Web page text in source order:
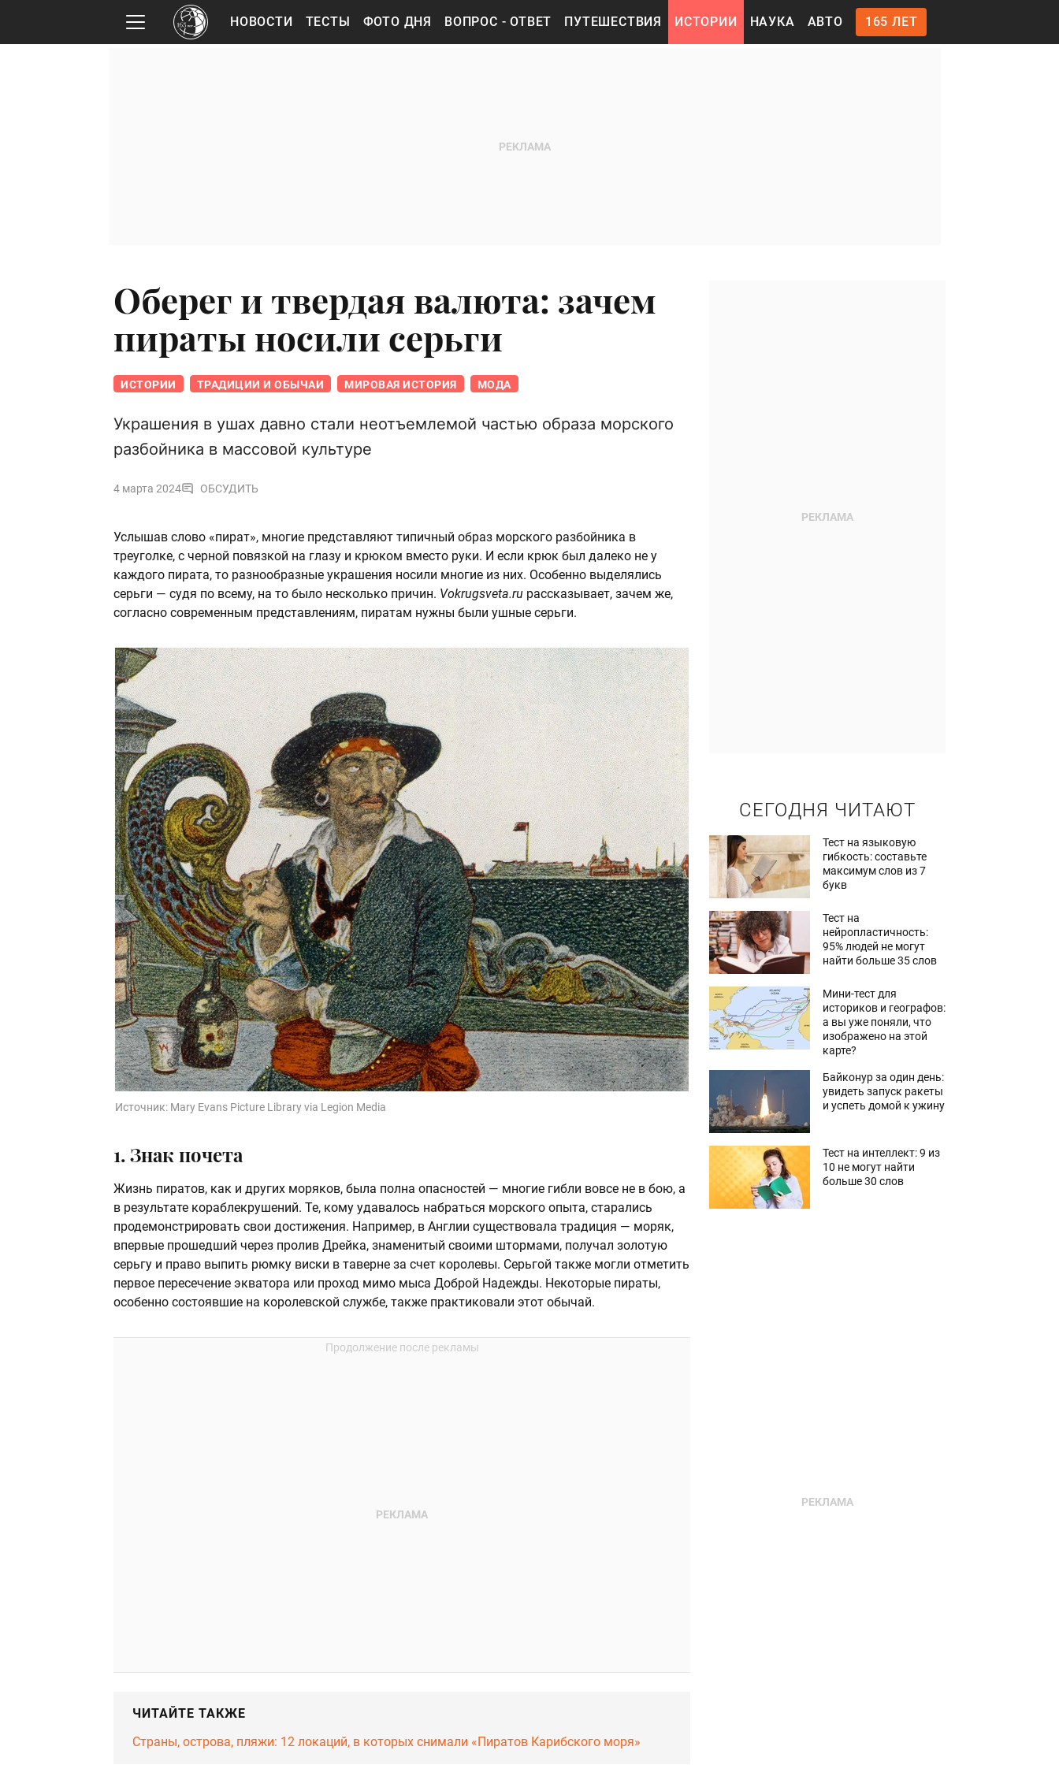
НОВОСТИ ТЕСТЫ ФОТО ДНЯ ВОПРОС - ОТВЕТ ПУТЕШЕСТВИЯ ИСТОРИИ НАУКА АВТО 165 ЛЕТ
Оберег и твердая валюта: зачем
пираты носили серьги
ИСТОРИИ ТРАДИЦИИ И ОБЫЧАИ МИРОВАЯ ИСТОРИЯ МОДА
Украшения в ушах давно стали неотъемлемой частью образа морского
разбойника в массовой культуре
4 марта 2024 ОБСУДИТЬ
Услышав слово «пират», многие представляют типичный образ морского разбойника в
треуголке, с черной повязкой на глазу и крюком вместо руки. И если крюк был далеко не у
каждого пирата, то разнообразные украшения носили многие из них. Особенно выделялись
серьги — судя по всему, на то было несколько причин. Vokrugsveta.ru рассказывает, зачем же,
согласно современным представлениям, пиратам нужны были ушные серьги.
Источник: Mary Evans Picture Library via Legion Media
1. Знак почета
Жизнь пиратов, как и других моряков, была полна опасностей — многие гибли вовсе не в бою, а
в результате кораблекрушений. Те, кому удавалось набраться морского опыта, старались
продемонстрировать свои достижения. Например, в Англии существовала традиция — моряк,
впервые прошедший через пролив Дрейка, знаменитый своими штормами, получал золотую
серьгу и право выпить рюмку виски в таверне за счет королевы. Серьгой также могли отметить
первое пересечение экватора или проход мимо мыса Доброй Надежды. Некоторые пираты,
особенно состоявшие на королевской службе, также практиковали этот обычай.
ЧИТАЙТЕ ТАКЖЕ
Страны, острова, пляжи: 12 локаций, в которых снимали «Пиратов Карибского моря»
СЕГОДНЯ ЧИТАЮТ
Тест на языковую
гибкость: составьте
максимум слов из 7
букв
Тест на
нейропластичность:
95% людей не могут
найти больше 35 слов
Мини-тест для
историков и географов:
а вы уже поняли, что
изображено на этой
карте?
Байконур за один день:
увидеть запуск ракеты
и успеть домой к ужину
Тест на интеллект: 9 из
10 не могут найти
больше 30 слов